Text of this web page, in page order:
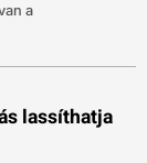
a
lassíthatja